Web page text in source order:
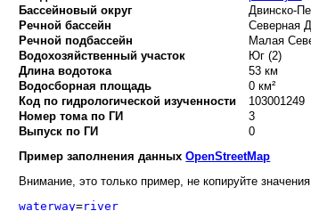
Бассейновый округ
Двинско-
Речной бассейн
Северная
Речной подбассейн
Малая
Водохозяйственный участок
Юг (2)
Длина водотока
53 км
Водосборная площадь
0 км²
Код по гидрологической изученности
103001249
Номер тома по ГИ
3
Выпуск по ГИ
0
Пример заполнения данныхOpenStreetMap
Внимание, это только пример, не копируйте
waterway=river